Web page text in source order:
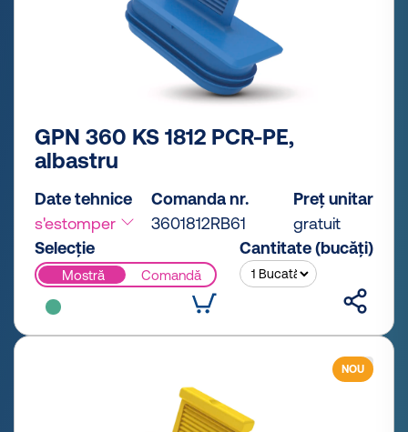
GPN 360 KS 1812 PCR-PE,
albastru
Date tehnice
s'estomper
Comanda nr.
3601812RB61
Preț unitar
gratuit
Selecție
Mostră Comandă
Cantitate (bucăți)
NOU